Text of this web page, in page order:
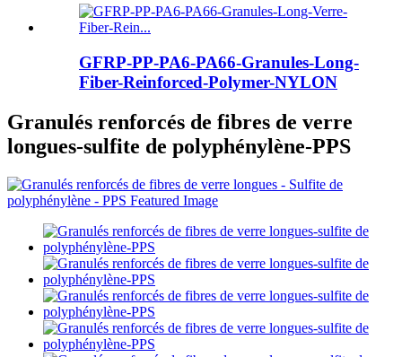
GFRP-PP-PA6-PA66-Granules-Long-
Fiber-Reinforced-Polymer-NYLON
Granulés renforcés de fibres de verre
longues-sulfite de polyphénylène-PPS